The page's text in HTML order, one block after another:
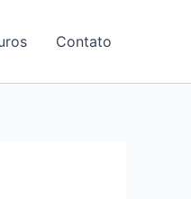
Contato